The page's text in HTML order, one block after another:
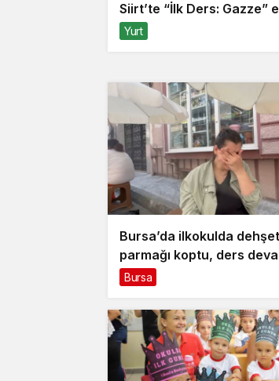
Siirt’te “İlk Ders: Gazze”
Yurt
Bursa’da ilkokulda
parmağı koptu, ders
Bursa